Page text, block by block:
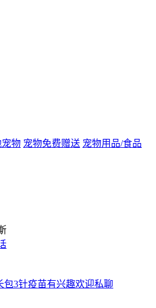
物 宠物免费赠送 宠物用品/食品
包3针疫苗有兴趣欢迎私聊